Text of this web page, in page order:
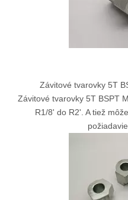
Závitové tvarovky 5T
Závitové tvarovky 5T BSPT
R1/8' do R2'. A tiež